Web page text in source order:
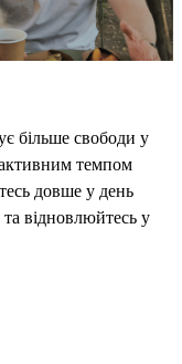
більше свободи у
активним темпом
довше у день
та відновлюйтесь у